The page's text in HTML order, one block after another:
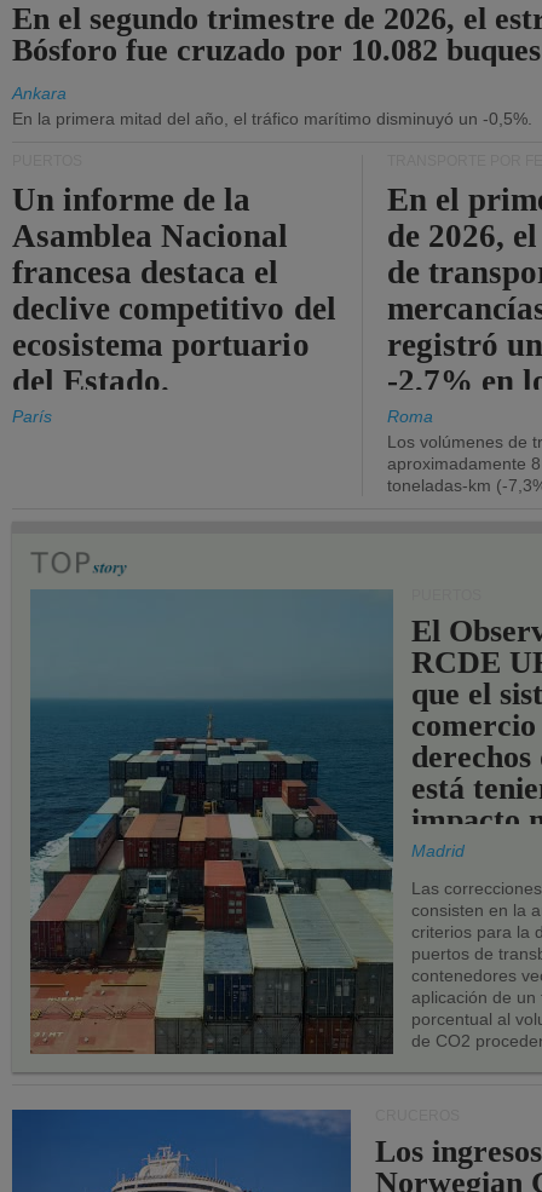
En el segundo trimestre de 2026, el
Bósforo fue cruzado por 10.082
Ankara
En la primera mitad del año, el tráfico marítimo disminuyó un -0,5%.
Un informe de la
Asamblea Nacional
francesa destaca el
declive competitivo del
ecosistema portuario
del Estado.
París
En el
de 2026,
de
registró
-2,7% en
Roma
Los volúmenes de
aproximadamente
toneladas-km (-
El
RCDE
que el
comercio
derechos
está
impacto
los
UE.
Madrid
Las
consisten en la
criterios para la
puertos de
contenedores
aplicación de
porcentual al
de CO2
Los
Norwegian